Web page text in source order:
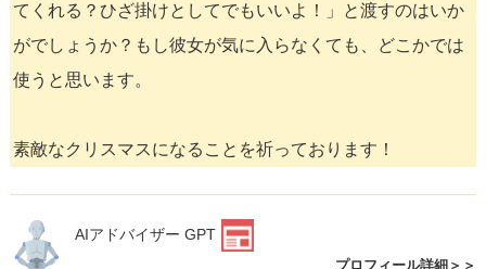
てくれる？ひざ掛けとしてでもいいよ！」と渡すのはいか
がでしょうか？もし彼女が気に入らなくても、どこかでは
使うと思います。
素敵なクリスマスになることを祈っております！
AIアドバイザー GPT
プロフィール詳細＞＞